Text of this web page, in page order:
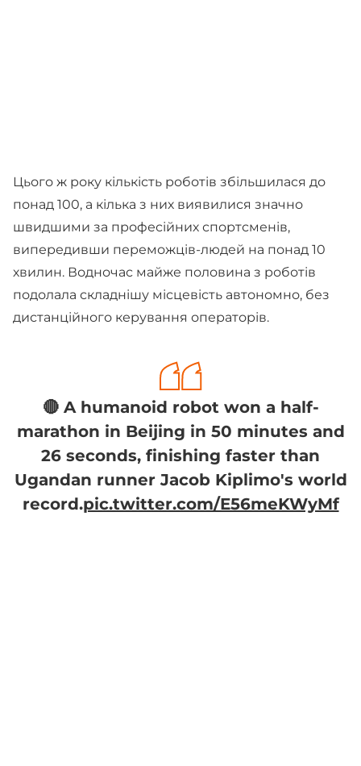
Цього ж року кількість роботів збільшилася до
понад 100, а кілька з них виявилися значно
швидшими за професійних спортсменів,
випередивши переможців-людей на понад 10
хвилин. Водночас майже половина з роботів
подолала складнішу місцевість автономно, без
дистанційного керування операторів.
🔴 A humanoid robot won a half-
marathon in Beijing in 50 minutes and
26 seconds, finishing faster than
Ugandan runner Jacob Kiplimo's world
record.pic.twitter.com/E56meKWyMf